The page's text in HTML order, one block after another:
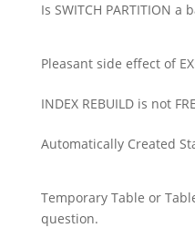
Is SWITCH PARTITION a
Pleasant side effect of
INDEX REBUILD is not
Automatically Created
Temporary Table or
question.